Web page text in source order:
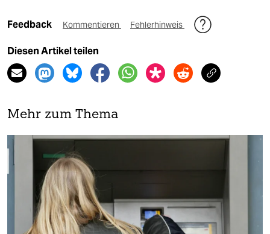
Feedback Kommentieren Fehlerhinweis
Diesen Artikel teilen
Mehr zum Thema